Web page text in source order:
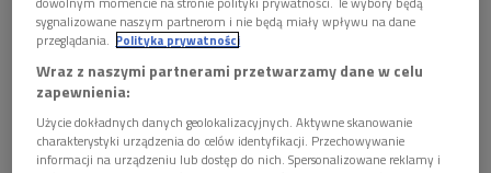
powinien nakręcić.
Posłuchaj audycji "Wajda - portret z powidoków"
>>>
Nieoczywista droga ku "Ziemi obiecanej"
sygnalizowane naszym partnerom i nie będą miały wpływu na dane
przeglądania. Polityka prywatności
Wraz z naszymi partnerami przetwarzamy dane w celu
zapewnienia:
Użycie dokładnych danych geolokalizacyjnych. Aktywne skanowanie
charakterystyki urządzenia do celów identyfikacji. Przechowywanie
informacji na urządzeniu lub dostęp do nich. Spersonalizowane reklamy i